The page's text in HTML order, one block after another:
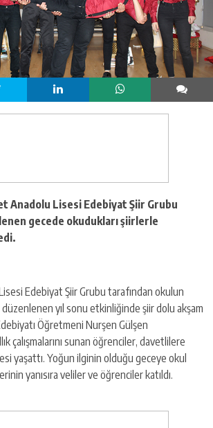
Anadolu Lisesi Edebiyat Şiir Grubu
gecede okudukları şiirlerle
Edebiyat Şiir Grubu tarafından okulun
yıl sonu etkinliğinde şiir dolu akşam
Öğretmeni Nurşen Gülşen
çalışmalarını sunan öğrenciler, davetlilere
yaşattı. Yoğun ilginin olduğu geceye okul
yanısıra veliler ve öğrenciler katıldı.